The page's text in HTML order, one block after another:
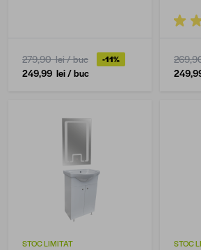
279,90 lei/ buc -11%
249,99 lei/ buc
STOC LIMITAT STOC